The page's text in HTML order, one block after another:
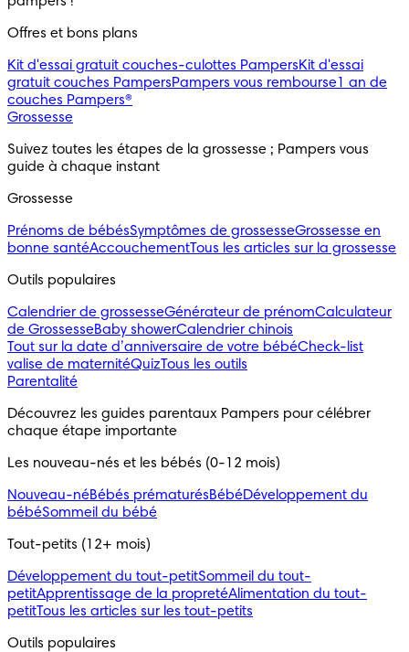
Offres et bons plans
Kit d'essai gratuit couches-culottes PampersKit d'essai
gratuit couches PampersPampers vous rembourse1 an de
couches Pampers®
Grossesse
Suivez toutes les étapes de la grossesse ; Pampers vous
guide à chaque instant
Grossesse
Prénoms de bébésSymptômes de grossesseGrossesse en
bonne santéAccouchementTous les articles sur la grossesse
Outils populaires
Calendrier de grossesseGénérateur de prénomCalculateur
de GrossesseBaby showerCalendrier chinois
Tout sur la date d’anniversaire de votre bébéCheck-list
valise de maternitéQuizTous les outils
Parentalité
Découvrez les guides parentaux Pampers pour célébrer
chaque étape importante
Les nouveau-nés et les bébés (0-12 mois)
Nouveau-néBébés prématurésBébéDéveloppement du
bébéSommeil du bébé
Tout-petits (12+ mois)
Développement du tout-petitSommeil du tout-
petitApprentissage de la propretéAlimentation du tout-
petitTous les articles sur les tout-petits
Outils populaires